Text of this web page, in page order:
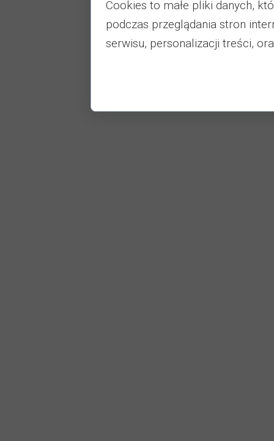
Cookies to małe pliki danych,
podczas przeglądania stron
serwisu, personalizacji treści,